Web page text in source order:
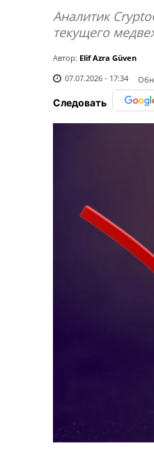
Аналитик
текущего
Автор: Elif Azra Güven
07.07.2026 - 17:34
Следовать